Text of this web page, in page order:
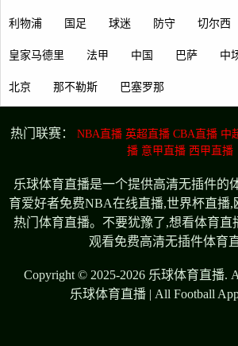
利物浦 国足 球迷 防守 切尔西
皇家马德里 法甲 中国 巴萨 中
北京 那不勒斯 巴塞罗那
热门联赛： NBA直播 英超直播 CBA直播 中
播 意甲直播 西甲直播
乐球体育直播是一个提供高清无插件的
育爱好者免费NBA在线直播,世界杯直播,
热门体育直播。不要犹豫了,想看体育直
观看免费高清无插件体育
Copyright © 2025-2026 乐球体育直播.
乐球体育直播 | All Football